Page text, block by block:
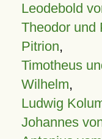
Leodebold
Theodor und
Pitrion,
Timotheus
Wilhelm,
Ludwig
Johannes